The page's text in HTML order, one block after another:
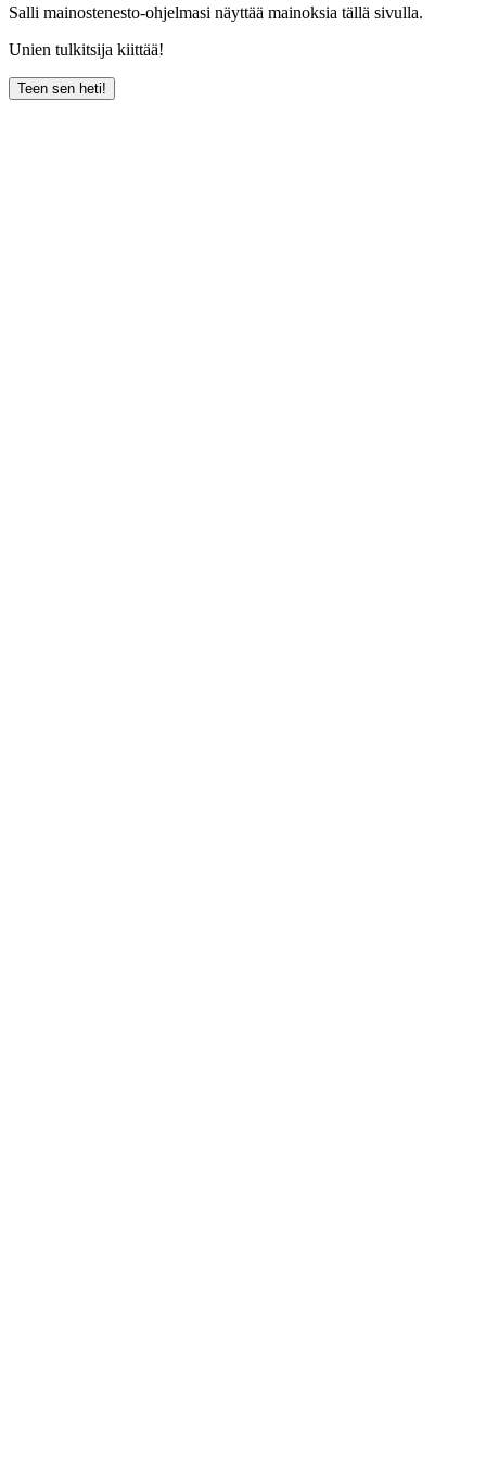
Salli mainostenesto-ohjelmasi näyttää mainoksia tällä sivulla.
Unien tulkitsija kiittää!
Teen sen heti!